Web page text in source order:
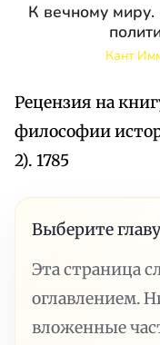
К вечному миру.
Кант
Рецензия на
философии
2). 1785
Выберите
Эта страница
оглавлением.
вложенные